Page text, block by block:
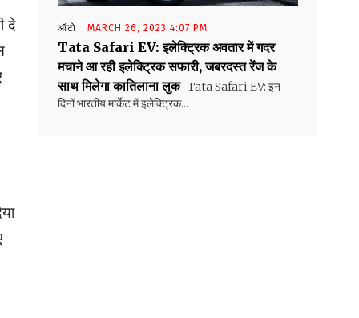
दे
ऑटो MARCH 26, 2023 4:07 PM
Tata Safari EV: इलेक्ट्रिक अवतार में गदर
मचाने आ रही इलेक्ट्रिक सफारी, जबरदस्त रेंज के
साथ मिलेगा कातिलाना लुक Tata Safari EV: इन
दिनों भारतीय मार्केट में इलेक्ट्रिक...